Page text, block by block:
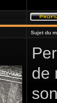
Sujet du
de